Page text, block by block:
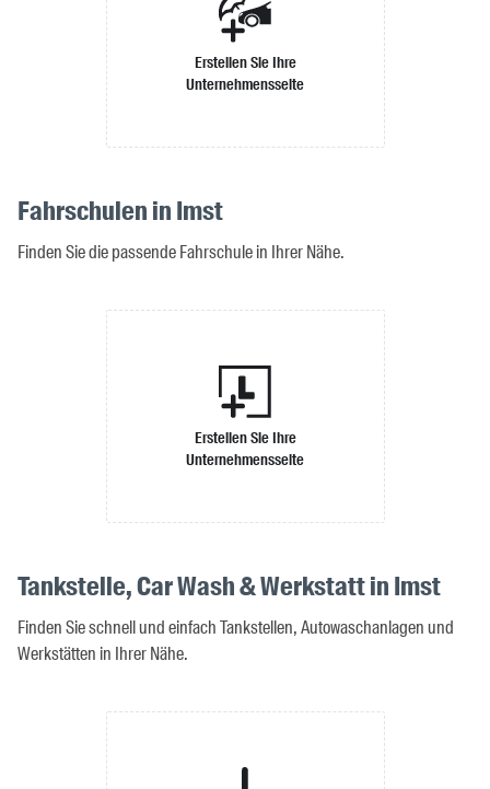
Erstellen Sie Ihre
Unternehmensseite
Fahrschulen in Imst
Finden Sie die passende Fahrschule in Ihrer Nähe.
Erstellen Sie Ihre
Unternehmensseite
Tankstelle, Car Wash & Werkstatt in Imst
Finden Sie schnell und einfach Tankstellen, Autowaschanlagen und
Werkstätten in Ihrer Nähe.